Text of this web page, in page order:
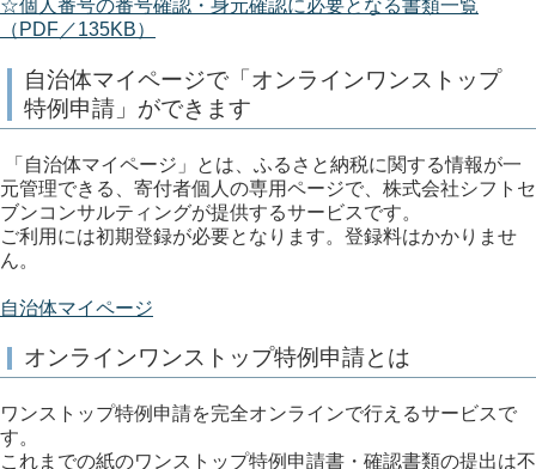
☆個人番号の番号確認・身元確認に必要となる書類一覧
（PDF／135KB）
自治体マイページで「オンラインワンストップ
特例申請」ができます
「自治体マイページ」とは、ふるさと納税に関する情報が一
元管理できる、寄付者個人の専用ページで、株式会社シフトセ
ブンコンサルティングが提供するサービスです。
ご利用には初期登録が必要となります。登録料はかかりませ
ん。
自治体マイページ
オンラインワンストップ特例申請とは
ワンストップ特例申請を完全オンラインで行えるサービスで
す。
これまでの紙のワンストップ特例申請書・確認書類の提出は不